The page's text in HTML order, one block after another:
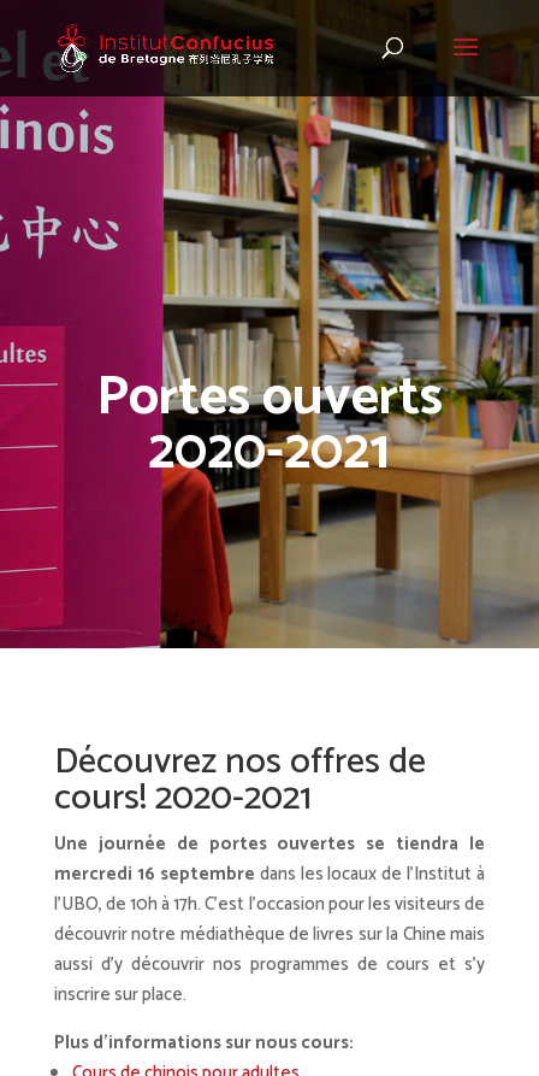
Portes ouverts
2020-2021
Découvrez nos offres de
cours! 2020-2021
Une journée de portes ouvertes se tiendra le
mercredi 16 septembre dans les locaux de l’Institut à
l’UBO, de 10h à 17h. C’est l’occasion pour les visiteurs de
découvrir notre médiathèque de livres sur la Chine mais
aussi d’y découvrir nos programmes de cours et s’y
inscrire sur place.
Plus d’informations sur nous cours: